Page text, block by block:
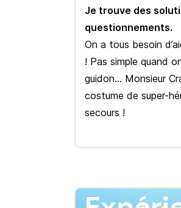
Je trouve des
questionnements.
On a tous besoin
! Pas simple quand
guidon… Monsieur
costume de super-
secours !